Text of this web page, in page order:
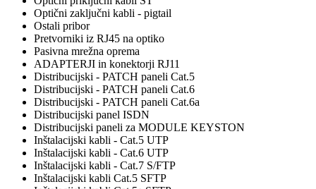
Optični zaključni kabli - pigtail
Ostali pribor
Pretvorniki iz RJ45 na optiko
Pasivna mrežna oprema
ADAPTERJI in konektorji RJ11
Distribucijski - PATCH paneli Cat.5
Distribucijski - PATCH paneli Cat.6
Distribucijski - PATCH paneli Cat.6a
Distribucijski panel ISDN
Distribucijski paneli za MODULE KEYSTON
Inštalacijski kabli - Cat.5 UTP
Inštalacijski kabli - Cat.6 UTP
Inštalacijski kabli - Cat.7 S/FTP
Inštalacijski kabli Cat.5 SFTP